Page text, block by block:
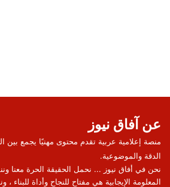
عن آفاق نيوز
منصة إعلامية عربية تقدم محتوى مهنيًا يجمع بين
الدقة والموضوعية.
نحن في أفاق نيوز ... نحمل الحقيقة الحرة معنا
المعلومة الإيجابية هي مفتاح للنجاح وأداة للبناء